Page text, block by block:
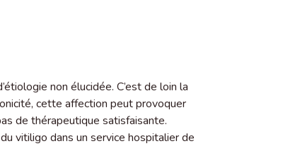
non élucidée. C’est de loin la
cette affection peut provoquer
de thérapeutique satisfaisante.
vitiligo dans un service hospitalier de